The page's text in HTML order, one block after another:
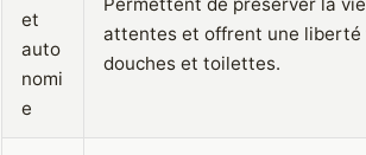
et
auto
nomi
e
attentes et offrent une liberté
douches et toilettes.